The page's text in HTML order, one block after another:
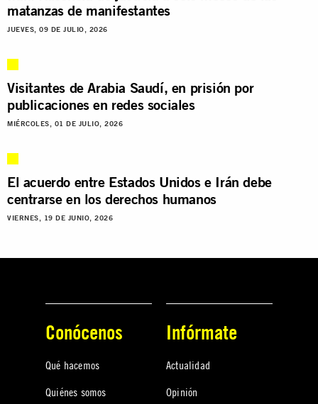
matanzas de manifestantes
JUEVES, 09 DE JULIO, 2026
Visitantes de Arabia Saudí, en prisión por
publicaciones en redes sociales
MIÉRCOLES, 01 DE JULIO, 2026
El acuerdo entre Estados Unidos e Irán debe
centrarse en los derechos humanos
VIERNES, 19 DE JUNIO, 2026
Conócenos
Qué hacemos
Quiénes somos
Infórmate
Actualidad
Opinión